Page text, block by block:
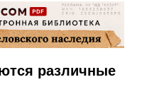
различные